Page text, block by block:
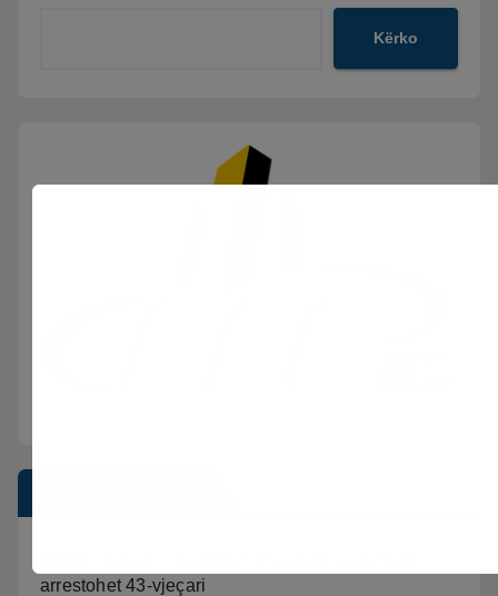
Kërko
arrestohet 43-vjeçari